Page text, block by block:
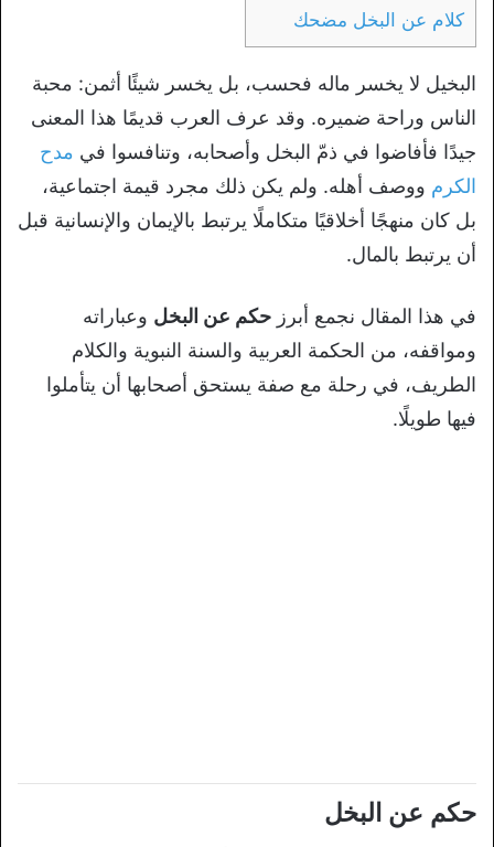
كلام عن البخل مضحك
البخيل لا يخسر ماله فحسب، بل يخسر شيئًا أثمن: محبة
الناس وراحة ضميره. وقد عرف العرب قديمًا هذا المعنى
جيدًا فأفاضوا في ذمّ البخل وأصحابه، وتنافسوا في مدح
الكرم ووصف أهله. ولم يكن ذلك مجرد قيمة اجتماعية،
بل كان منهجًا أخلاقيًا متكاملًا يرتبط بالإيمان والإنسانية قبل
أن يرتبط بالمال.
في هذا المقال نجمع أبرز حكم عن البخل وعباراته
ومواقفه، من الحكمة العربية والسنة النبوية والكلام
الطريف، في رحلة مع صفة يستحق أصحابها أن يتأملوا
فيها طويلًا.
حكم عن البخل